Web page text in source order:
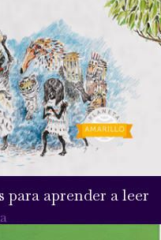
para aprender a leer